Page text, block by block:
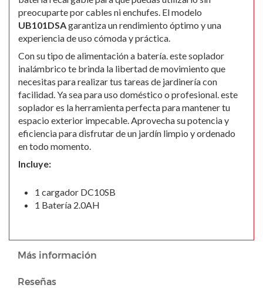
preocuparte por cables ni enchufes. El modelo
UB101DSAgarantiza un rendimiento óptimo y una
experiencia de uso cómoda y práctica.
Con su tipo de alimentación a batería. este soplador
inalámbrico te brinda la libertad de movimiento que
necesitas para realizar tus tareas de jardinería con
facilidad. Ya sea para uso doméstico o profesional. este
soplador es la herramienta perfecta para mantener tu
espacio exterior impecable. Aprovecha su potencia y
eficiencia para disfrutar de un jardín limpio y ordenado
en todo momento.
Incluye:
1 cargador DC10SB
1 Batería 2.0AH
Más información
Reseñas